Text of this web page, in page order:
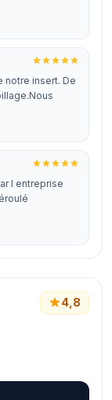
notre insert. De
l entreprise
4,8